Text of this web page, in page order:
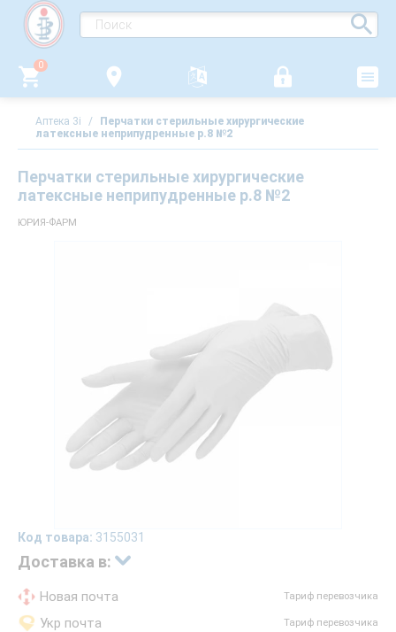
0
Аптека 3i /
Перчатки стерильные хирургические
латексные неприпудренные р.8 №2
Перчатки стерильные хирургические
латексные неприпудренные р.8 №2
ЮРИЯ-ФАРМ
Код товара: 3155031
Доставка в:
Новая почта Тариф перевозчика
Укр почта Тариф перевозчика